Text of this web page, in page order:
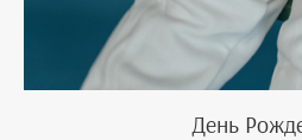
День